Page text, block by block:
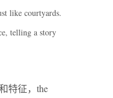
like courtyards.
telling a story
特征，the